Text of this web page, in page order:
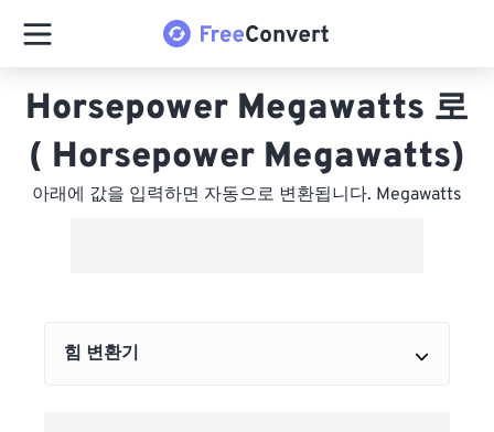
Horsepower Megawatts 로
( Horsepower Megawatts)
아래에 값을 입력하면 자동으로 변환됩니다. Megawatts